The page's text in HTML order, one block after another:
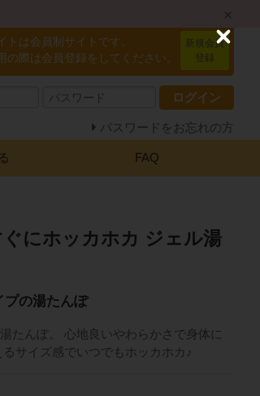
トは会員制サイトです。
の際は会員登録をしてください。
新規会員
登録
ログイン
パスワードをお忘れの方
FAQ
ぐにホッカホカ ジェル湯
プの湯たんぽ
たんぽ。 心地良いやわらかさで身体に
サイズ感でいつでもホッカホカ♪
C
s